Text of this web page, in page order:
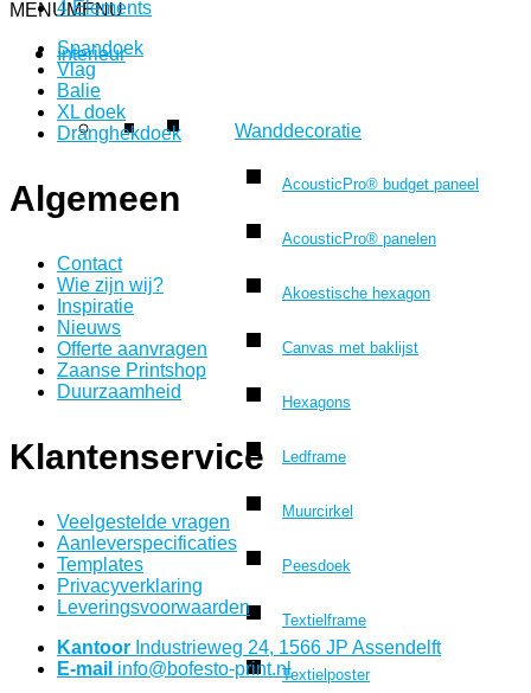
MENUMENU
Interieur
Wanddecoratie
AcousticPro® budget paneel
AcousticPro® panelen
Akoestische hexagon
Canvas met baklijst
Hexagons
Ledframe
Muurcirkel
Peesdoek
Textielframe
Textielposter
4 Elements
Spandoek
Vlag
Balie
XL doek
Dranghekdoek
Algemeen
Contact
Wie zijn wij?
Inspiratie
Nieuws
Offerte aanvragen
Zaanse Printshop
Duurzaamheid
Klantenservice
Veelgestelde vragen
Aanleverspecificaties
Templates
Privacyverklaring
Leveringsvoorwaarden
Kantoor Industrieweg 24, 1566 JP Assendelft
E-mail info@bofesto-print.nl